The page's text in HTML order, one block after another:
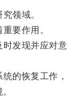
领域。
要作用。
发现并应对意
的恢复工作，